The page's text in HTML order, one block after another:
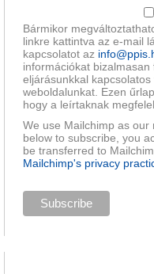
Bármikor
linkre kattintva az e-mail
kapcsolatot az
információkat bizalmasan
eljárásunkkal
weboldalunkat. Ezen
hogy a leírtaknak
We use Mailchimp as our
below to subscribe, you
be transferred to
Mailchimp's privacy